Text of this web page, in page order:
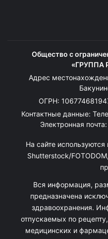
Общество с
«ГРУППА
Адрес
ОГРН:
Контактные данные:
Электронная почта:
На сайте
Shutterstock/
Вся информация,
предназначена
здравоохранения.
отпускаемых по
медицинских и